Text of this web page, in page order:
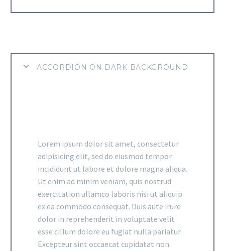
ACCORDION ON DARK BACKGROUND
Lorem ipsum dolor sit amet, consectetur
adipisicing elit, sed do eiusmod tempor
incididunt ut labore et dolore magna aliqua.
Ut enim ad minim veniam, quis nostrud
exercitation ullamco laboris nisi ut aliquip
ex ea commodo consequat. Duis aute irure
dolor in reprehenderit in voluptate velit
esse cillum dolore eu fugiat nulla pariatur.
Excepteur sint occaecat cupidatat non